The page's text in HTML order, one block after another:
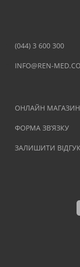
(044) 3 600 300
INFO@REN-
ОНЛАЙН МАГАЗИН
ФОРМА ЗВ’ЯЗКУ
ЗАЛИШИТИ ВІДГУК